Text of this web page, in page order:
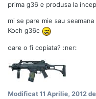
prima g36 e produsa la
mi se pare mie sau
Koch g36c
oare o fi copiata? :ner:
Modificat11 Aprilie, 2012